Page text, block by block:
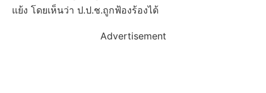
แย้ง โดยเห็นว่า ป.ป.ช.ถูกฟ้องร้องได้
Advertisement